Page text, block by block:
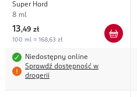
Super Hard
8 ml
13,49 zł
100 ml = 168,63 zł
Niedostępny online
Sprawdź dostępność w
drogerii